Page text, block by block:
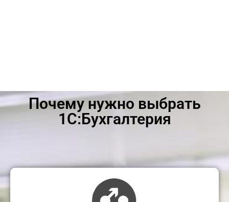
Почему нужно выбрать
1С:Бухгалтерия